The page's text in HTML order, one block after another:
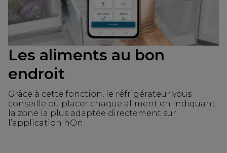
Les aliments au bon
endroit
Grâce à cette fonction, le réfrigérateur vous
conseille où placer chaque aliment en indiquant
la zone la plus adaptée directement sur
l’application hOn